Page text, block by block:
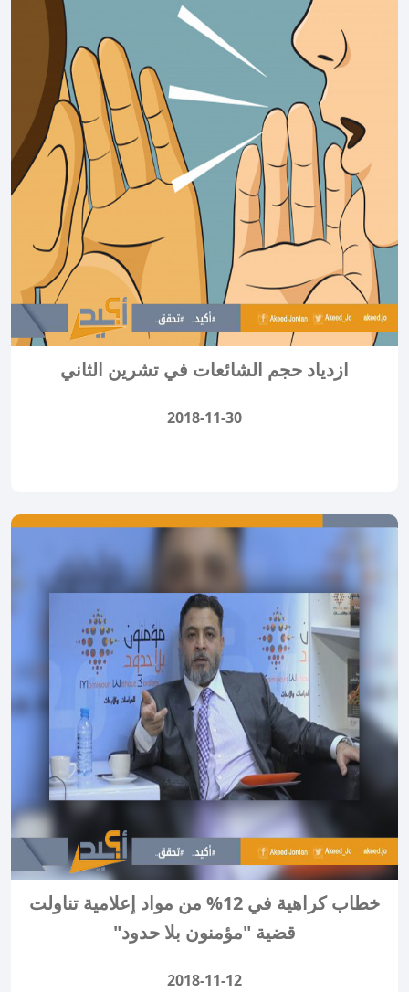
ازدياد حجم الشائعات في تشرين الثاني
2018-11-30
خطاب كراهية في 12% من مواد إعلامية تناولت
قضية "مؤمنون بلا حدود"
2018-11-12